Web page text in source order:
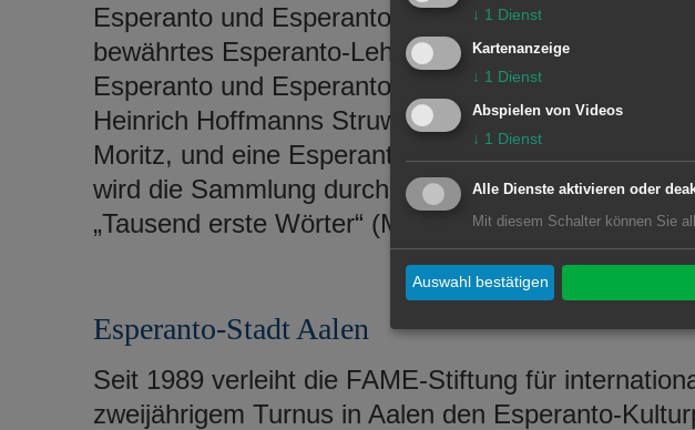
Esperanto und Esperanto-Deutsch, ein international
bewährtes Esperanto-Lehrbuch, je ein großes
Esperanto und Esperanto-Deutsch, eine
Heinrich Hoffmanns Struwwelpeter, sowie von
Moritz, und eine Esperanto-Fassung von Goethes
wird die Sammlung durch ein Esperanto-sprachiges
„Tausend erste Wörter“ (Mil unuaj vortoj).
Esperanto-Stadt Aalen
Seit 1989 verleiht die FAME-Stiftung für
zweijährigem Turnus in Aalen den Esperanto-
↓ 1 Dienst
Kartenanzeige
↓ 1 Dienst
Abspielen von Videos
↓ 1 Dienst
Alle Dienste aktivieren oder
Mit diesem Schalter können Sie
Auswahl bestätigen